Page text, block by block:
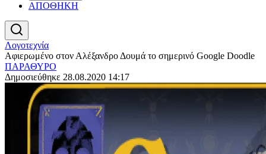
ΑΠΟΘΗΚΗ
Λογοτεχνία
Αφιερωμένο στον Αλέξανδρο Δουμά το σημερινό Google Doodle
ΠΑΡΑΘΥΡΟ
Δημοσιεύθηκε 28.08.2020 14:17